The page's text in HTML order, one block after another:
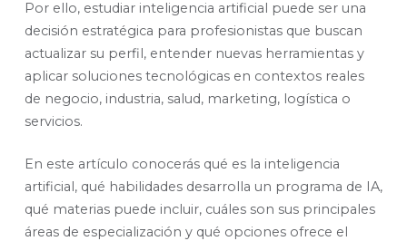
Por ello, estudiar inteligencia artificial puede ser una
decisión estratégica para profesionistas que buscan
actualizar su perfil, entender nuevas herramientas y
aplicar soluciones tecnológicas en contextos reales
de negocio, industria, salud, marketing, logística o
servicios.
En este artículo conocerás qué es la inteligencia
artificial, qué habilidades desarrolla un programa de IA,
qué materias puede incluir, cuáles son sus principales
áreas de especialización y qué opciones ofrece el